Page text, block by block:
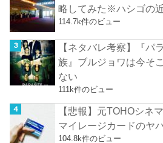
略してみた※ハシゴの
114.7k件のビュー
【ネタバレ考察】『パ
族』ブルジョワは今そ
ない
111k件のビュー
【悲報】元TOHOシ
マイレージカードのヤ
104.8k件のビュー